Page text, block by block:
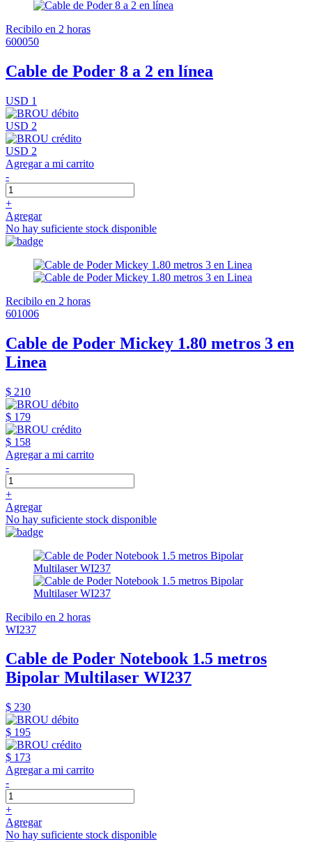
Recibilo en 2 horas
600050
Cable de Poder 8 a 2 en línea
USD 1
USD 2
USD 2
Agregar a mi carrito
-
+
Agregar
No hay suficiente stock disponible
Recibilo en 2 horas
601006
Cable de Poder Mickey 1.80 metros 3 en
Linea
$ 210
$ 179
$ 158
Agregar a mi carrito
-
+
Agregar
No hay suficiente stock disponible
Recibilo en 2 horas
WI237
Cable de Poder Notebook 1.5 metros
Bipolar Multilaser WI237
$ 230
$ 195
$ 173
Agregar a mi carrito
-
+
Agregar
No hay suficiente stock disponible